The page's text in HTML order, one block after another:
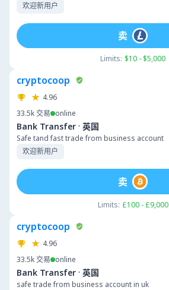
欢迎新用户
Limits: $10 - $5,000
卖
cryptocoop
4.96
33.5k交易 online
Bank Transfer · 英国
Safe tand fast trade from business account
欢迎新用户
Limits: £100 - £9,000
卖
cryptocoop
4.96
33.5k交易 online
Bank Transfer · 英国
safe trade from business account in uk